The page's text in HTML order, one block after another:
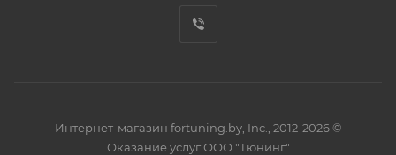
Интернет-магазин fortuning.by, Inc., 2012-2026 ©
Оказание услуг ООО "Тюнинг"